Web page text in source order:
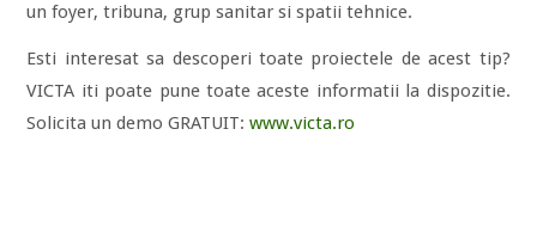
un foyer, tribuna, grup sanitar si spatii tehnice.
Esti interesat sa descoperi toate proiectele de acest tip?
VICTA iti poate pune toate aceste informatii la dispozitie.
Solicita un demo GRATUIT:www.victa.ro